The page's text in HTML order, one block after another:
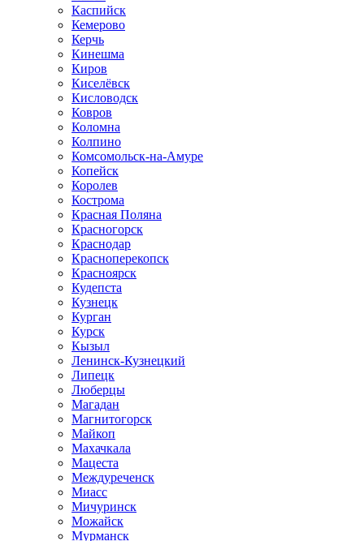
Каспийск
Кемерово
Керчь
Кинешма
Киров
Киселёвск
Кисловодск
Ковров
Коломна
Колпино
Комсомольск-на-Амуре
Копейск
Королев
Кострома
Красная Поляна
Красногорск
Краснодар
Красноперекопск
Красноярск
Кудепста
Кузнецк
Курган
Курск
Кызыл
Ленинск-Кузнецкий
Липецк
Люберцы
Магадан
Магнитогорск
Майкоп
Махачкала
Мацеста
Междуреченск
Миасс
Мичуринск
Можайск
Мурманск